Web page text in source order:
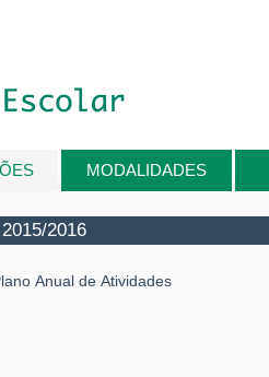
MODALIDADES
2015/2016
Anual de Atividades